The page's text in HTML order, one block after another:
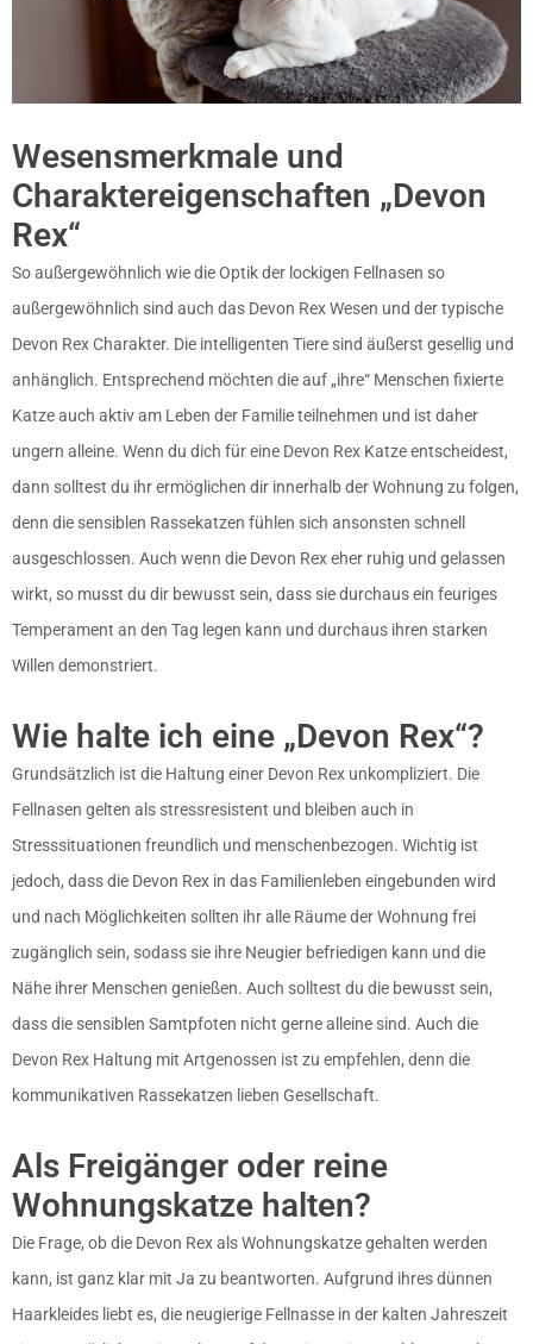
Wesensmerkmale und
Charaktereigenschaften „Devon
Rex“
So außergewöhnlich wie die Optik der lockigen Fellnasen so
außergewöhnlich sind auch das Devon Rex Wesen und der typische
Devon Rex Charakter. Die intelligenten Tiere sind äußerst gesellig und
anhänglich. Entsprechend möchten die auf „ihre“ Menschen fixierte
Katze auch aktiv am Leben der Familie teilnehmen und ist daher
ungern alleine. Wenn du dich für eine Devon Rex Katze entscheidest,
dann solltest du ihr ermöglichen dir innerhalb der Wohnung zu folgen,
denn die sensiblen Rassekatzen fühlen sich ansonsten schnell
ausgeschlossen. Auch wenn die Devon Rex eher ruhig und gelassen
wirkt, so musst du dir bewusst sein, dass sie durchaus ein feuriges
Temperament an den Tag legen kann und durchaus ihren starken
Willen demonstriert.
Wie halte ich eine „Devon Rex“?
Grundsätzlich ist die Haltung einer Devon Rex unkompliziert. Die
Fellnasen gelten als stressresistent und bleiben auch in
Stresssituationen freundlich und menschenbezogen. Wichtig ist
jedoch, dass die Devon Rex in das Familienleben eingebunden wird
und nach Möglichkeiten sollten ihr alle Räume der Wohnung frei
zugänglich sein, sodass sie ihre Neugier befriedigen kann und die
Nähe ihrer Menschen genießen. Auch solltest du die bewusst sein,
dass die sensiblen Samtpfoten nicht gerne alleine sind. Auch die
Devon Rex Haltung mit Artgenossen ist zu empfehlen, denn die
kommunikativen Rassekatzen lieben Gesellschaft.
Als Freigänger oder reine
Wohnungskatze halten?
Die Frage, ob die Devon Rex als Wohnungskatze gehalten werden
kann, ist ganz klar mit Ja zu beantworten. Aufgrund ihres dünnen
Haarkleides liebt es, die neugierige Fellnasse in der kalten Jahreszeit